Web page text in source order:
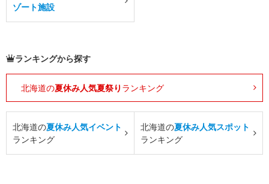
ゾート施設
ランキングから探す
北海道の夏休み人気夏祭り ランキング
北海道の夏休み人気イベント
ランキング
北海道の夏休み人気スポット
ランキング